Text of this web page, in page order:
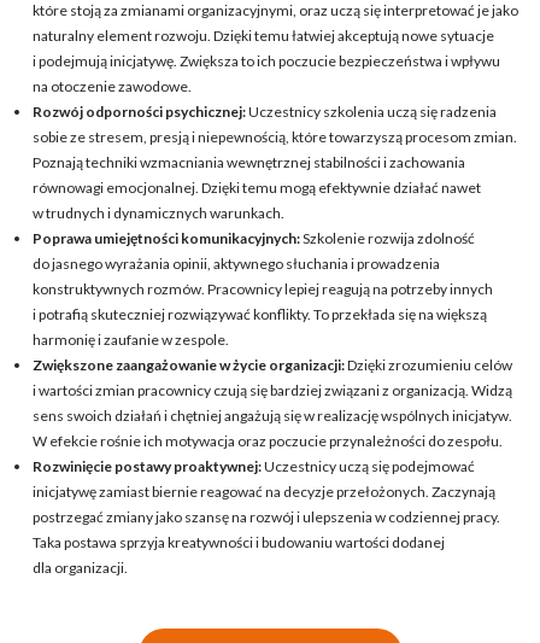
które stoją za zmianami organizacyjnymi, oraz uczą się interpretować je jako
naturalny element rozwoju. Dzięki temu łatwiej akceptują nowe sytuacje
i podejmują inicjatywę. Zwiększa to ich poczucie bezpieczeństwa i wpływu
na otoczenie zawodowe.
Rozwój odporności psychicznej:Uczestnicy szkolenia uczą się radzenia
sobie ze stresem, presją i niepewnością, które towarzyszą procesom zmian.
Poznają techniki wzmacniania wewnętrznej stabilności i zachowania
równowagi emocjonalnej. Dzięki temu mogą efektywnie działać nawet
w trudnych i dynamicznych warunkach.
Poprawa umiejętności komunikacyjnych:Szkolenie rozwija zdolność
do jasnego wyrażania opinii, aktywnego słuchania i prowadzenia
konstruktywnych rozmów. Pracownicy lepiej reagują na potrzeby innych
i potrafią skuteczniej rozwiązywać konflikty. To przekłada się na większą
harmonię i zaufanie w zespole.
Zwiększone zaangażowanie w życie organizacji:Dzięki zrozumieniu celów
i wartości zmian pracownicy czują się bardziej związani z organizacją. Widzą
sens swoich działań i chętniej angażują się w realizację wspólnych inicjatyw.
W efekcie rośnie ich motywacja oraz poczucie przynależności do zespołu.
Rozwinięcie postawy proaktywnej:Uczestnicy uczą się podejmować
inicjatywę zamiast biernie reagować na decyzje przełożonych. Zaczynają
postrzegać zmiany jako szansę na rozwój i ulepszenia w codziennej pracy.
Taka postawa sprzyja kreatywności i budowaniu wartości dodanej
dla organizacji.